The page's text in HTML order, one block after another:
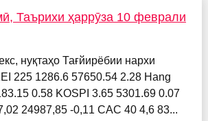
Таърихи ҳаррӯза 10 феврали
нуқтаҳо Тағйирёбии нархи
225 1286.6 57650.54 2.28 Hang
0.58 KOSPI 3.65 5301.69 0.07
24987,85 -0,11 CAC 40 4,6 83...